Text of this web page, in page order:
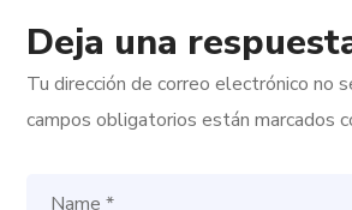
Deja una
Tu dirección de correo electrónico no
campos obligatorios están marcados